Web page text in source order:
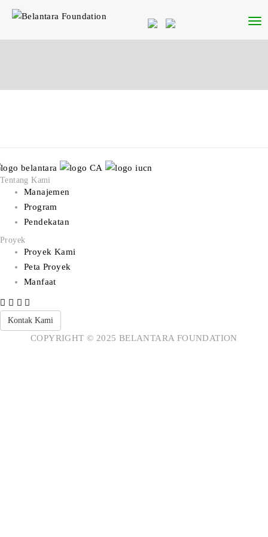
Tentang Kami
Manajemen
Program
Pendekatan
Proyek
Proyek Kami
Peta Proyek
Manfaat
Kontak Kami
COPYRIGHT © 2025 BELANTARA FOUNDATION